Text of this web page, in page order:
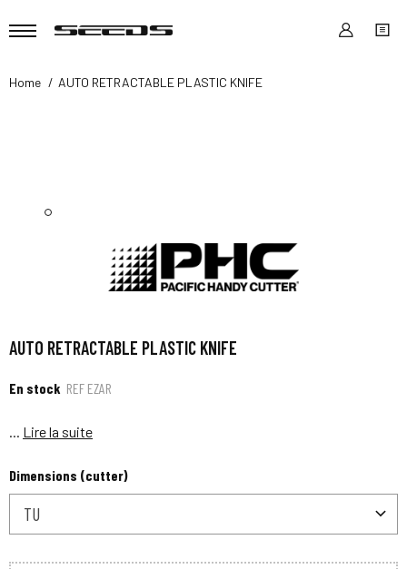
Home AUTO RETRACTABLE PLASTIC KNIFE
AUTO RETRACTABLE PLASTIC KNIFE
En stock REF EZAR
... Lire la suite
Dimensions (cutter)
TU